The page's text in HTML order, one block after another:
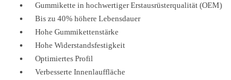
Gummikette in hochwertiger Erstausrüsterqualität (OEM)
Bis zu 40% höhere Lebensdauer
Hohe Gummikettenstärke
Hohe Widerstandsfestigkeit
Optimiertes Profil
Verbesserte Innenlauffläche